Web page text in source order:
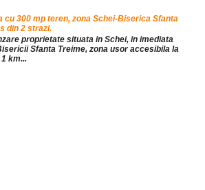
cu 300 mp teren, zona Schei-Biserica Sfanta
din 2 strazi.
proprietate situata in Schei, in imediata
Sfanta Treime, zona usor accesibila la
km...